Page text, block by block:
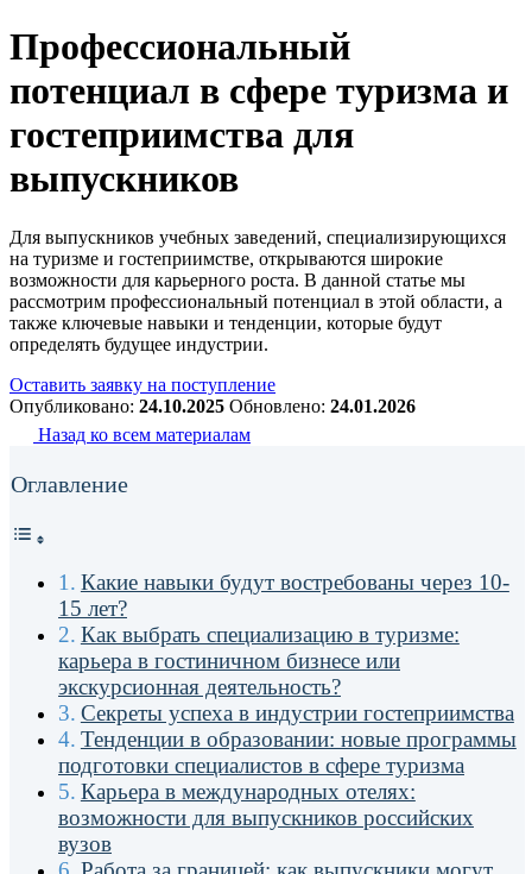
Профессиональный
потенциал в сфере туризма и
гостеприимства для
выпускников
Для выпускников учебных заведений, специализирующихся
на туризме и гостеприимстве, открываются широкие
возможности для карьерного роста. В данной статье мы
рассмотрим профессиональный потенциал в этой области, а
также ключевые навыки и тенденции, которые будут
определять будущее индустрии.
Оставить заявку на поступление
Опубликовано: 24.10.2025 Обновлено: 24.01.2026
Назад ко всем материалам
Оглавление
Какие навыки будут востребованы через 10-
15 лет?
Как выбрать специализацию в туризме:
карьера в гостиничном бизнесе или
экскурсионная деятельность?
Секреты успеха в индустрии гостеприимства
Тенденции в образовании: новые программы
подготовки специалистов в сфере туризма
Карьера в международных отелях:
возможности для выпускников российских
вузов